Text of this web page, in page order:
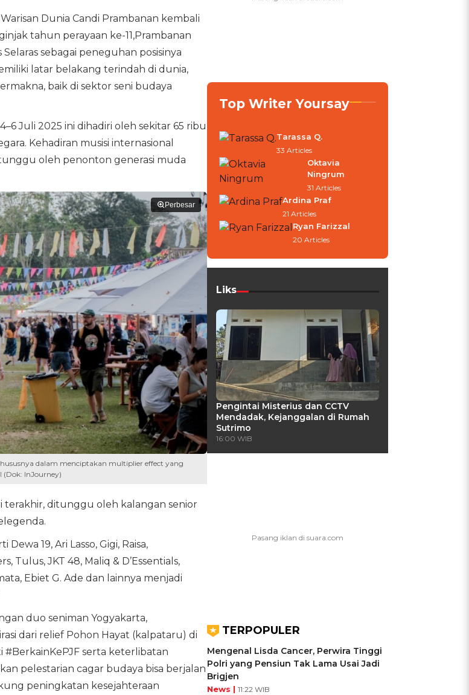
Dunia Candi Prambanan kembali
tahun perayaan ke-11,Prambanan
sebagai peneguhan posisinya
latar belakang terindah di dunia,
baik di sektor seni budaya
Juli 2025 ini dihadiri oleh sekitar 65 ribu
Kehadiran musisi internasional
oleh penonton generasi muda
Perbesar
dalam menciptakan multiplier effect yang
(Dok: InJourney)
terakhir, ditunggu oleh kalangan senior
19, Ari Lasso, Gigi, Raisa,
Tulus, JKT 48, Maliq & D’Essentials,
Ebiet G. Ade dan lainnya menjadi
duo seniman Yogyakarta,
dari relief Pohon Hayat (kalpataru) di
#BerkainKePJF serta keterlibatan
pelestarian cagar budaya bisa berjalan
peningkatan kesejahteraan
Top Writer Yoursay
Tarassa Q.
33 Articles
Oktavia
Ningrum
31 Articles
Ardina Praf
21 Articles
Ryan Farizzal
20 Articles
Liks
Pengintai Misterius dan CCTV
Mendadak, Kejanggalan di Rumah
Sutrimo
16:00 WIB
TERPOPULER
Mengenal Lisda Cancer, Perwira Tinggi
Polri yang Pensiun Tak Lama Usai Jadi
Brigjen
News | 11:22 WIB